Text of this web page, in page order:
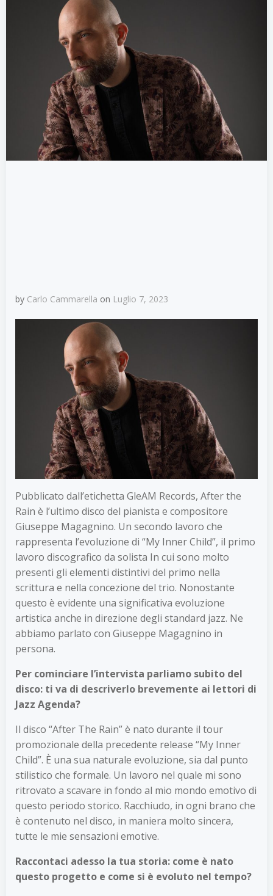
by Carlo Cammarella on Luglio 7, 2023
Pubblicato dall’etichetta GleAM Records, After the
Rain è l’ultimo disco del pianista e compositore
Giuseppe Magagnino. Un secondo lavoro che
rappresenta l’evoluzione di “My Inner Child”, il primo
lavoro discografico da solista In cui sono molto
presenti gli elementi distintivi del primo nella
scrittura e nella concezione del trio. Nonostante
questo è evidente una significativa evoluzione
artistica anche in direzione degli standard jazz. Ne
abbiamo parlato con Giuseppe Magagnino in
persona.
Per cominciare l’intervista parliamo subito del
disco: ti va di descriverlo brevemente ai lettori di
Jazz Agenda?
Il disco “After The Rain” è nato durante il tour
promozionale della precedente release “My Inner
Child”. È una sua naturale evoluzione, sia dal punto
stilistico che formale. Un lavoro nel quale mi sono
ritrovato a scavare in fondo al mio mondo emotivo di
questo periodo storico. Racchiudo, in ogni brano che
è contenuto nel disco, in maniera molto sincera,
tutte le mie sensazioni emotive.
Raccontaci adesso la tua storia: come è nato
questo progetto e come si è evoluto nel tempo?